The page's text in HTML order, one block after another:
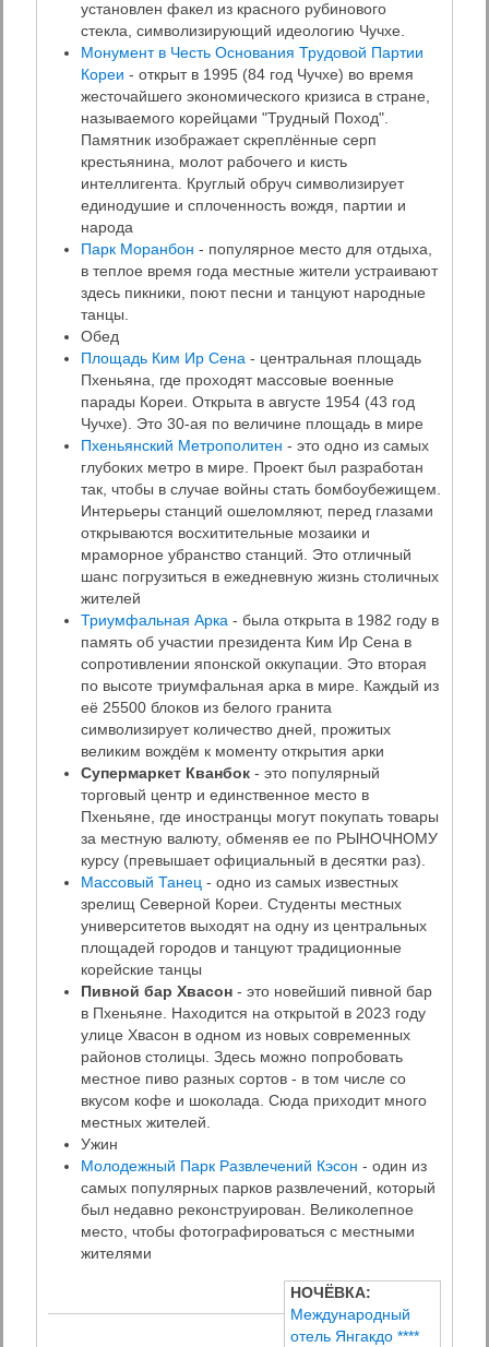
установлен факел из красного рубинового
стекла, символизирующий идеологию Чучхе.
Монумент в Честь Основания Трудовой Партии
Кореи - открыт в 1995 (84 год Чучхе) во время
жесточайшего экономического кризиса в стране,
называемого корейцами "Трудный Поход".
Памятник изображает скреплённые серп
крестьянина, молот рабочего и кисть
интеллигента. Круглый обруч символизирует
единодушие и сплоченность вождя, партии и
народа
Парк Моранбон - популярное место для отдыха,
в теплое время года местные жители устраивают
здесь пикники, поют песни и танцуют народные
танцы.
Обед
Площадь Ким Ир Сена - центральная площадь
Пхеньяна, где проходят массовые военные
парады Кореи. Открыта в августе 1954 (43 год
Чучхе). Это 30-ая по величине площадь в мире
Пхеньянский Метрополитен - это одно из самых
глубоких метро в мире. Проект был разработан
так, чтобы в случае войны стать бомбоубежищем.
Интерьеры станций ошеломляют, перед глазами
открываются восхитительные мозаики и
мраморное убранство станций. Это отличный
шанс погрузиться в ежедневную жизнь столичных
жителей
Триумфальная Арка - была открыта в 1982 году в
память об участии президента Ким Ир Сена в
сопротивлении японской оккупации. Это вторая
по высоте триумфальная арка в мире. Каждый из
её 25500 блоков из белого гранита
символизирует количество дней, прожитых
великим вождём к моменту открытия арки
Супермаркет Кванбок - это популярный
торговый центр и единственное место в
Пхеньяне, где иностранцы могут покупать товары
за местную валюту, обменяв ее по РЫНОЧНОМУ
курсу (превышает официальный в десятки раз).
Массовый Танец - одно из самых известных
зрелищ Северной Кореи. Студенты местных
университетов выходят на одну из центральных
площадей городов и танцуют традиционные
корейские танцы
Пивной бар Хвасон - это новейший пивной бар
в Пхеньяне. Находится на открытой в 2023 году
улице Хвасон в одном из новых современных
районов столицы. Здесь можно попробовать
местное пиво разных сортов - в том числе со
вкусом кофе и шоколада. Сюда приходит много
местных жителей.
Ужин
Молодежный Парк Развлечений Кэсон - один из
самых популярных парков развлечений, который
был недавно реконструирован. Великолепное
место, чтобы фотографироваться с местными
жителями
НОЧЁВКА:
Международный
отель Янгакдо ****